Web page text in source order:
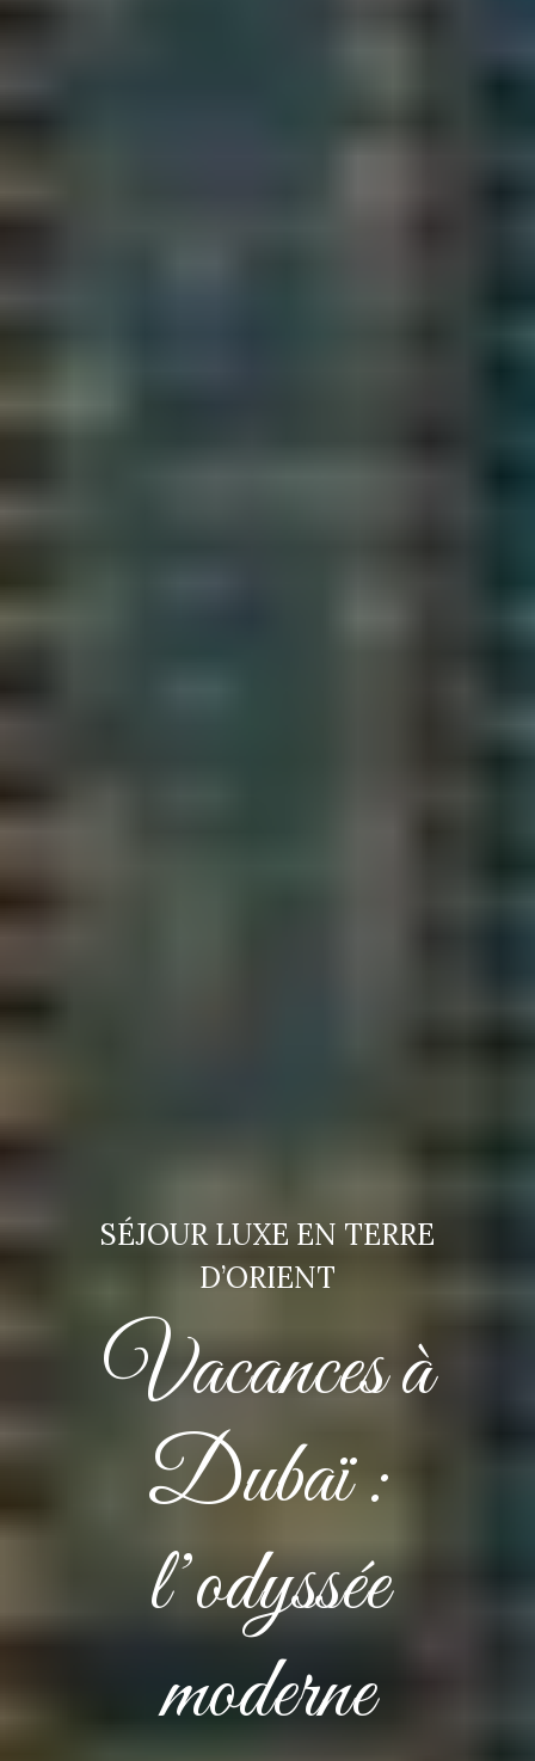
SÉJOUR LUXE EN TERRE
D’ORIENT
Vacances à
Dubaï :
l’odyssée
moderne